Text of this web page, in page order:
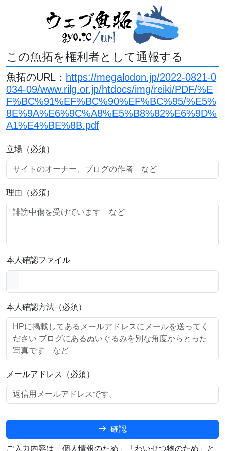
この魚拓を権利者として通報する
魚拓のURL： https://megalodon.jp/2022-0821-0
034-09/www.rilg.or.jp/htdocs/img/reiki/PDF/%E
F%BC%91%EF%BC%90%EF%BC%95/%E5%
8E%9A%E6%9C%A8%E5%B8%82%E6%9D%
A1%E4%BE%8B.pdf
立場（必須）
理由（必須）
本人確認ファイル
本人確認方法（必須）
メールアドレス（必須）
確認
ご入力内容は「個人情報のため」「わいせつ物のため」と